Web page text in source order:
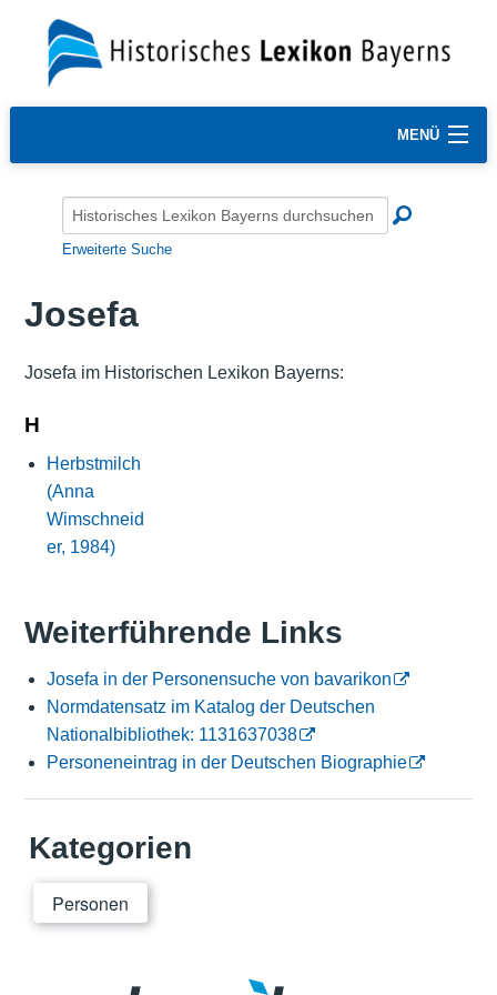
MENÜ
Erweiterte Suche
Josefa
Josefa im Historischen Lexikon Bayerns:
H
Herbstmilch
(Anna
Wimschneid
er, 1984)
Weiterführende Links
Josefa in der Personensuche von bavarikon
Normdatensatz im Katalog der Deutschen
Nationalbibliothek: 1131637038
Personeneintrag in der Deutschen Biographie
Kategorien
Personen